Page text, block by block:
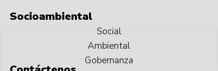
Socioambiental
Social
Ambiental
Gobernanza